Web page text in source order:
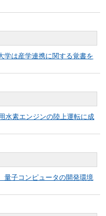
学は産学連携に関する覚書を
水素エンジンの陸上運転に成
量子コンピュータの開発環境